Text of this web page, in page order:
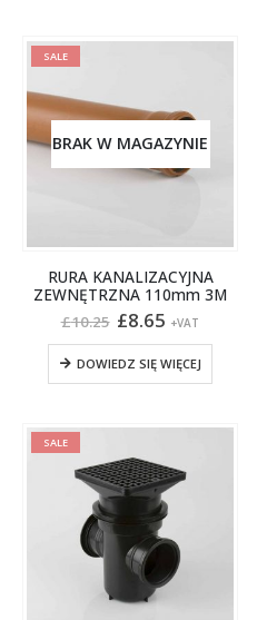
SALE
BRAK W MAGAZYNIE
RURA KANALIZACYJNA
ZEWNĘTRZNA 110mm 3M
£10.25 Pierwotna
wynosiła:
£10.25.
£8.65 Aktualna
wynosi:
£8.65.
+VAT
DOWIEDZ SIĘ WIĘCEJ
SALE